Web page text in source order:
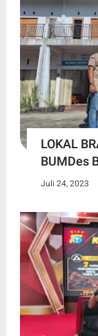
LOKAL
BUMDes
Juli 24, 2023